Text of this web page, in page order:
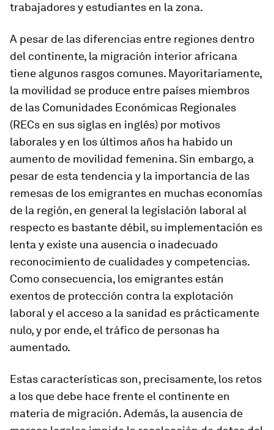
trabajadores y estudiantes en la zona.
A pesar de las diferencias entre regiones dentro
del continente, la migración interior africana
tiene algunos rasgos comunes. Mayoritariamente,
la movilidad se produce entre países miembros
de las Comunidades Económicas Regionales
(RECs en sus siglas en inglés) por motivos
laborales y en los últimos años ha habido un
aumento de movilidad femenina. Sin embargo, a
pesar de esta tendencia y la importancia de las
remesas de los emigrantes en muchas economías
de la región, en general la legislación laboral al
respecto es bastante débil, su implementación es
lenta y existe una ausencia o inadecuado
reconocimiento de cualidades y competencias.
Como consecuencia, los emigrantes están
exentos de protección contra la explotación
laboral y el acceso a la sanidad es prácticamente
nulo, y por ende, el tráfico de personas ha
aumentado.
Estas características son, precisamente, los retos
a los que debe hace frente el continente en
materia de migración. Además, la ausencia de